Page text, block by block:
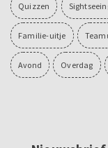
Quizzen
Familie-uitje
Avond Overdag